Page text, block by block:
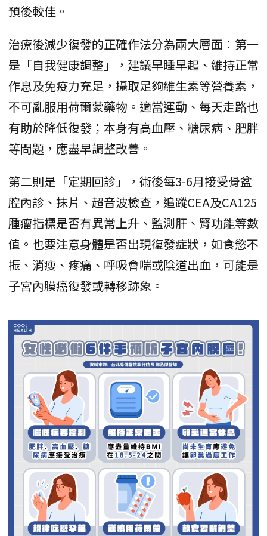
預後較佳。
治療後減少復發的正確作法分為兩大層面：第一
是「自我健康調整」，建議早睡早起、維持正常
作息及免疫力充足，攝取足夠維生素等營養素，
不可亂服用荷爾蒙藥物。適當運動、每天走路也
有助於降低復發；本身有高血壓、糖尿病、肥胖
等問題，應盡早調整改善。
第二則是「定期回診」，術後每3-6月接受骨盆
腔內診、抹片、超音波檢查，追蹤CEA及CA125
腫瘤指標是否有異常上升、監測肝、腎功能等數
值。也要注意身體是否出現復發症狀，如食慾不
振、消瘦、疼痛、呼吸會喘或陰道出血，可能是
子宮內膜癌復發或轉移跡象。